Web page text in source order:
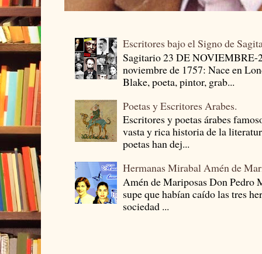
Escritores bajo el Signo de
Sagitario 23 DE
noviembre de 1757: Nace en
Blake, poeta, pintor, grab...
Poetas y Escritores Arabes.
Escritores y poetas árabes
vasta y rica historia de la
poetas han dej...
Hermanas Mirabal Amén de
Amén de Mariposas Don
supe que habían caído las tres
sociedad ...